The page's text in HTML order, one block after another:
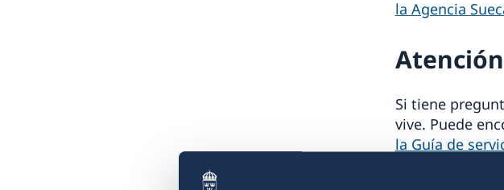
la Agencia
Si tiene
vive. Puede
la Guía de